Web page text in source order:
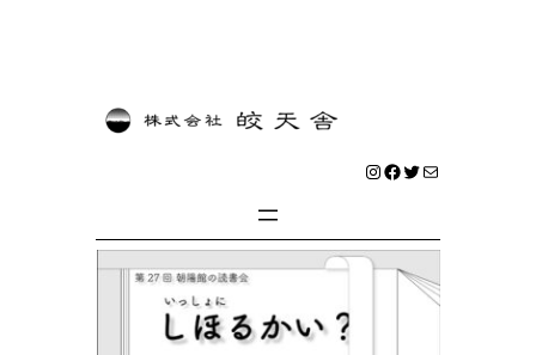
Instagram
Facebook
Twitter
メール